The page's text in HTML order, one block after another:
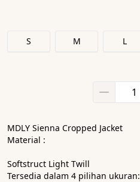
S M L
MDLY Sienna Cropped Jacket
Material :
Softstruct Light Twill
Tersedia dalam 4 pilihan ukuran: